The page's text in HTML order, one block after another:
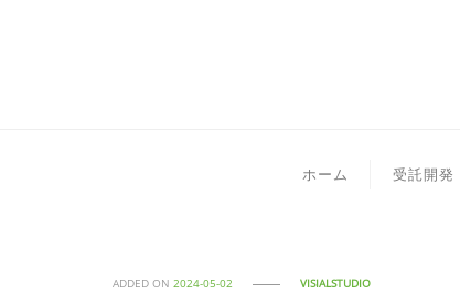
ホーム 受託開発
ADDED ON2024-05-02 VISIALSTUDIO